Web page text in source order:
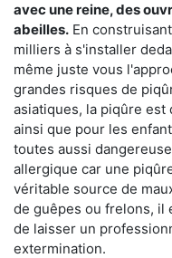
avec une reine, des
abeilles. En
milliers à s'installer
même juste vous
grandes risques de
asiatiques, la piqûre
ainsi que pour les
toutes aussi
allergique car une
véritable source de
de guêpes ou frelons, il
de laisser un
extermination.